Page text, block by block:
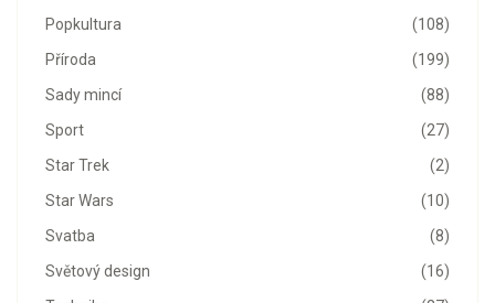
(108)
Popkultura
(199)
Příroda
(88)
Sady mincí
(27)
Sport
(2)
Star Trek
(10)
Star Wars
(8)
Svatba
(16)
Světový design